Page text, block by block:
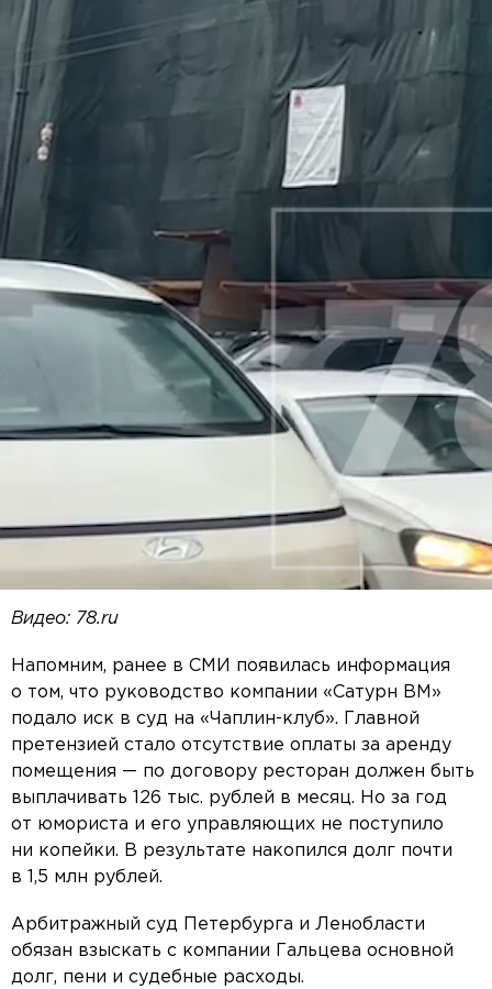
Видео: 78.ru
Напомним, ранее в СМИ появилась информация
о том, что руководство компании «Сатурн ВМ»
подало иск в суд на «Чаплин-клуб». Главной
претензией стало отсутствие оплаты за аренду
помещения — по договору ресторан должен быть
выплачивать 126 тыс. рублей в месяц. Но за год
от юмориста и его управляющих не поступило
ни копейки. В результате накопился долг почти
в 1,5 млн рублей.
Арбитражный суд Петербурга и Ленобласти
обязан взыскать с компании Гальцева основной
долг, пени и судебные расходы.